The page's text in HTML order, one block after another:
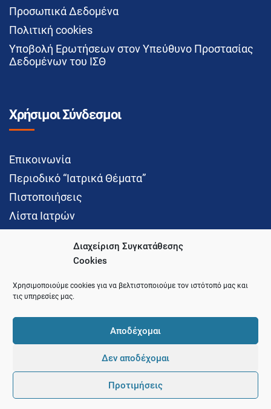
Διαχείριση Συγκατάθεσης
Cookies
Χρησιμοποιούμε cookies για να βελτιστοποιούμε τον ιστότοπό μας και
τις υπηρεσίες μας.
Αποδέχομαι
Δεν αποδέχομαι
Προτιμήσεις
Προσωπικά Δεδομένα
Πολιτική cookies
Υποβολή Ερωτήσεων στον Υπεύθυνο Προστασίας
Δεδομένων του ΙΣΘ
Χρήσιμοι Σύνδεσμοι
Επικοινωνία
Περιοδικό “Ιατρικά Θέματα”
Πιστοποιήσεις
Λίστα Ιατρών
Social Media
© 2021 Ιατρικός Σύλλογος Θεσσαλονίκης
Development and Hosting byPointer